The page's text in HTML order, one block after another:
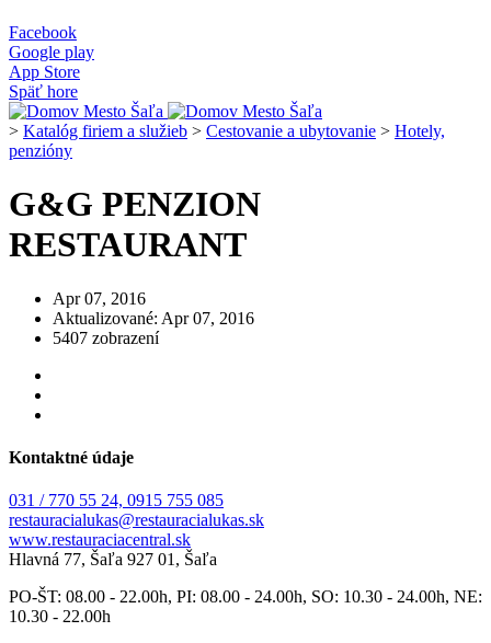
Facebook
Google play
App Store
Späť hore
> Katalóg firiem a služieb > Cestovanie a ubytovanie > Hotely,
penzióny
G&G PENZION
RESTAURANT
Apr 07, 2016
Aktualizované: Apr 07, 2016
5407 zobrazení
Kontaktné údaje
031 / 770 55 24, 0915 755 085
restauracialukas@restauracialukas.sk
www.restauraciacentral.sk
Hlavná 77, Šaľa 927 01, Šaľa
PO-ŠT: 08.00 - 22.00h, PI: 08.00 - 24.00h, SO: 10.30 - 24.00h, NE:
10.30 - 22.00h